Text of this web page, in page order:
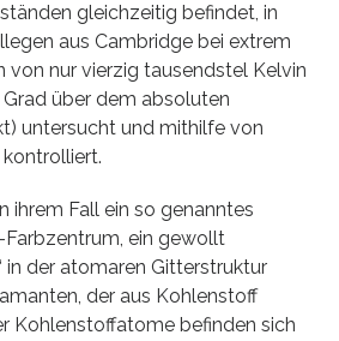
gleichzeitig befindet, in
aus Cambridge bei extrem
von nur vierzig tausendstel Kelvin
über dem absoluten
untersucht und mithilfe von
ihrem Fall ein so genanntes
ein gewollt
in der atomaren Gitterstruktur
der aus Kohlenstoff
Kohlenstoffatome befinden sich